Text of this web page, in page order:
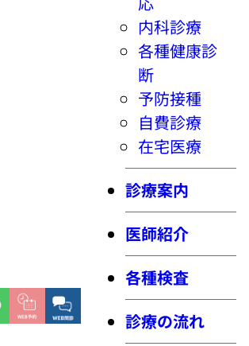
内科診療
各種健康診
断
予防接種
自費診療
在宅医療
診療案内
医師紹介
各種検査
診療の流れ